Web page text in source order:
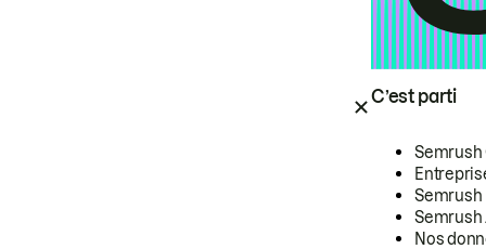
C’est parti
Semrush
Semrush
Semrush
Nos